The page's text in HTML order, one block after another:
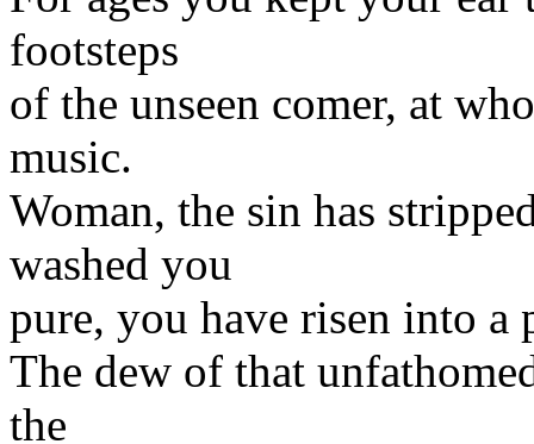
footsteps
of the unseen comer, at
music.
Woman, the sin has
washed you
pure, you have risen into a
The dew of that
the